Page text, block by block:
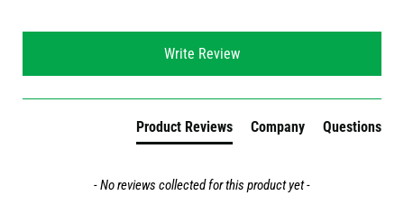
Write Review
Product Reviews Company Questions
- No reviews collected for this product yet -